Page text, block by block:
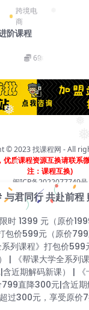
❅
❅
❅
❅
跨境电
商
阶课程
69
© 2023找课程网 - All
优质课程资源互换请联系
注：课程互换)
闽ICP备2022077749号
君同行 共赴前程
时 1399 元（原价
包价599元（原价
列课程》打包价
| 《帮课大学全系列
近期解码新课） |
价799直降300元|含
价超过300元，享受原